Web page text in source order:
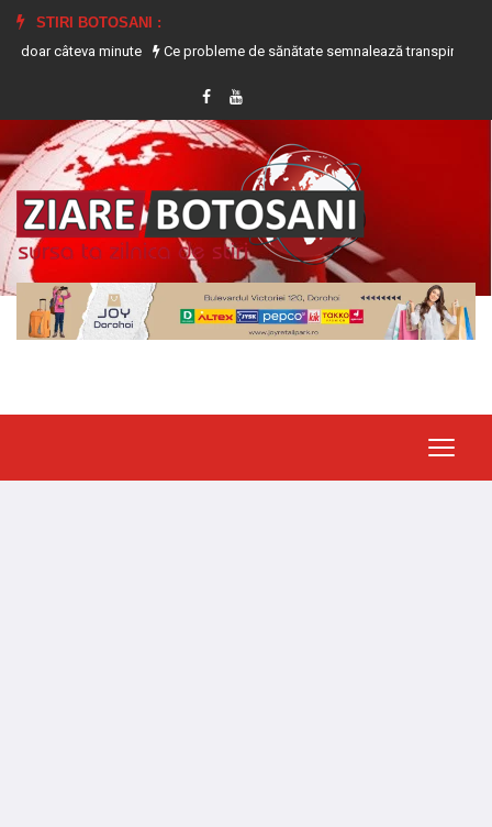
STIRI BOTOSANI :
minute
Ce probleme de sănătate semnalează transpirația excesivă